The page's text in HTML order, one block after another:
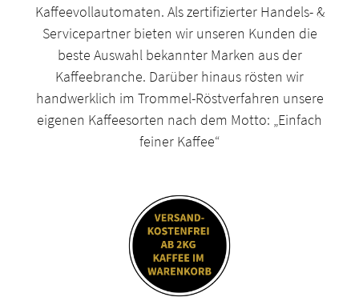
Kaffeevollautomaten. Als zertifizierter Handels- &
Servicepartner bieten wir unseren Kunden die
beste Auswahl bekannter Marken aus der
Kaffeebranche. Darüber hinaus rösten wir
handwerklich im Trommel-Röstverfahren unsere
eigenen Kaffeesorten nach dem Motto: „Einfach
feiner Kaffee“